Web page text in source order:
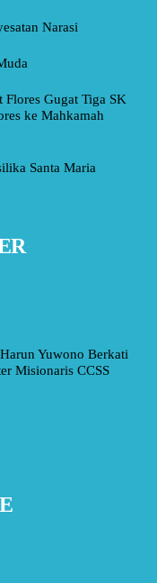
Narasi
Flores Gugat Tiga SK
ke Mahkamah
Santa Maria
Yuwono Berkati
Misionaris CCSS